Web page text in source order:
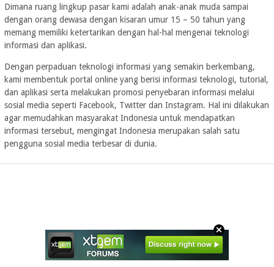
Dimana ruang lingkup pasar kami adalah anak-anak muda sampai
dengan orang dewasa dengan kisaran umur 15 – 50 tahun yang
memang memiliki ketertarikan dengan hal-hal mengenai teknologi
informasi dan aplikasi.
Dengan perpaduan teknologi informasi yang semakin berkembang,
kami membentuk portal online yang berisi informasi teknologi, tutorial,
dan aplikasi serta melakukan promosi penyebaran informasi melalui
sosial media seperti Facebook, Twitter dan Instagram. Hal ini dilakukan
agar memudahkan masyarakat Indonesia untuk mendapatkan
informasi tersebut, mengingat Indonesia merupakan salah satu
pengguna sosial media terbesar di dunia.